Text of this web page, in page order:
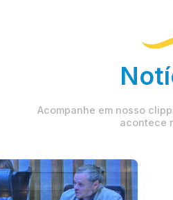
Acompanhe em nosso
acontece